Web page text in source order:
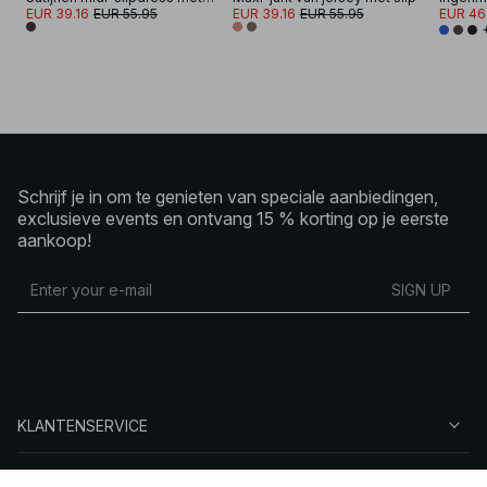
EUR 39.16 EUR 55.95
EUR 39.16 EUR 55.95
EUR
Schrijf je in om te genieten van speciale aanbiedingen,
exclusieve events en ontvang 15 % korting op je eerste
aankoop!
SIGN UP
KLANTENSERVICE